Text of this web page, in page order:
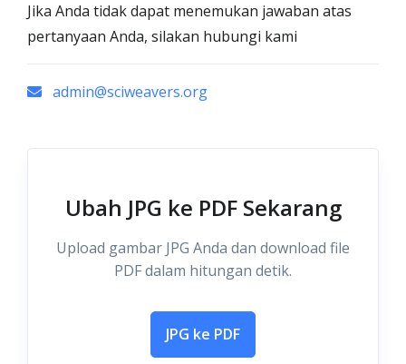
Jika Anda tidak dapat menemukan jawaban atas
pertanyaan Anda, silakan hubungi kami
admin@sciweavers.org
Ubah JPG ke PDF Sekarang
Upload gambar JPG Anda dan download file
PDF dalam hitungan detik.
JPG ke PDF